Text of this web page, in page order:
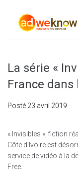
La série «
France
Posté 23 avril 2019
« Invisibles », fiction
Côte d’Ivoire est
service de vidéo à la
Free.